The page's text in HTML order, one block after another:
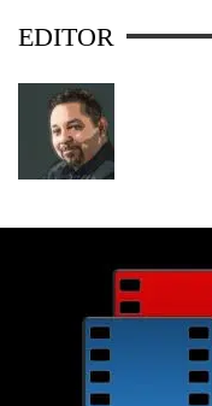
EDITOR